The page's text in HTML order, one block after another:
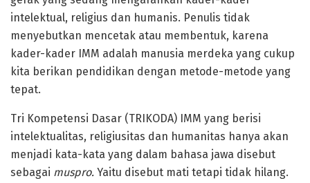
intelektual, religius dan humanis. Penulis tidak
menyebutkan mencetak atau membentuk, karena
kader-kader IMM adalah manusia merdeka yang cukup
kita berikan pendidikan dengan metode-metode yang
tepat.
Tri Kompetensi Dasar (TRIKODA) IMM yang berisi
intelektualitas, religiusitas dan humanitas hanya akan
menjadi kata-kata yang dalam bahasa jawa disebut
sebagai muspro. Yaitu disebut mati tetapi tidak hilang.